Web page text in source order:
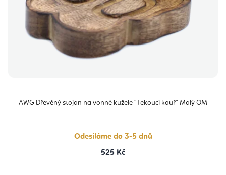
AWG Dřevěný stojan na vonné kužele "Tekoucí kouř" Malý OM
Odesíláme do 3-5 dnů
525 Kč